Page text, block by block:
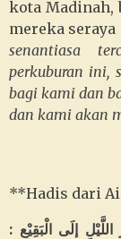
kota Madinah,
mereka
senantiasa
perkuburan ini,
bagi kami dan
dan kami akan
**Hadis dari
: كَانَ النَّبِي .صَ. كُلَّمَا كَانَ لَيْلَتَهَا يَخْرُجُ مِنْ آخِرِ اللَّيْلِ إلَى الْبَقِيْعِ